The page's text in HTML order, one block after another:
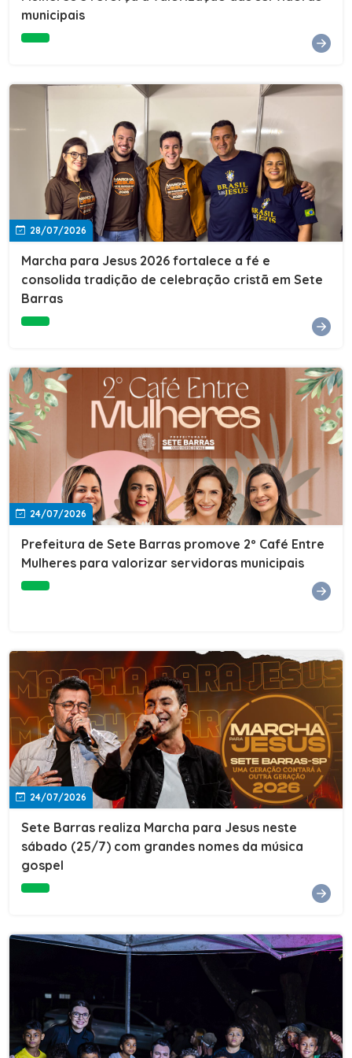
e do Instituto de Desenvolvimento Profissional
fundador da empresa Seu Consultor.Inscrições: FAÇA
municipais
28/07/2026
Marcha para Jesus 2026 fortalece a fé e
consolida tradição de celebração cristã em Sete
Barras
24/07/2026
Prefeitura de Sete Barras promove 2º Café Entre
Mulheres para valorizar servidoras municipais
24/07/2026
Sete Barras realiza Marcha para Jesus neste
sábado (25/7) com grandes nomes da música
gospel